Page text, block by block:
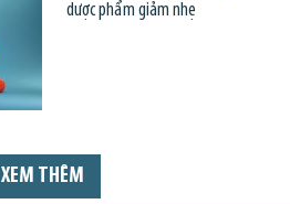
dược phẩm giảm nhẹ
XEM THÊM